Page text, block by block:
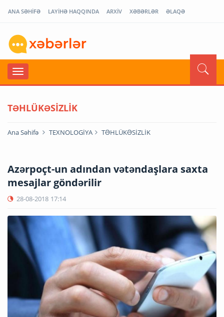
ANA SƏHİFƏ LAYİHƏ HAQQINDA ARXİV XƏBƏRLƏR ƏLAQƏ
TƏHLÜKƏSİZLİK
Ana Səhifə TEXNOLOGİYA TƏHLÜKƏSİZLİK
Azərpoçt-un adından vətəndaşlara saxta
mesajlar göndərilir
28-08-2018 17:14